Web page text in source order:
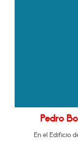
Pedro
En el Edificio